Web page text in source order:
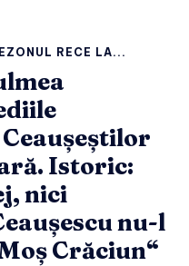
RECE LA...
Istoric:
nici
nu-l
Crăciun“